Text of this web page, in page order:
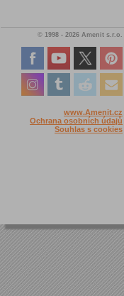
© 1998 - 2026 Amenit s.r.o.
www.Amenit.cz
Ochrana osobních údajů
Souhlas s cookies